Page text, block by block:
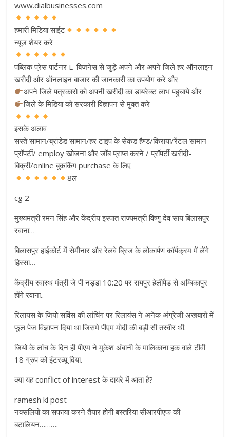
www.dialbusinesses.com
हमारी मिडिया साईट
न्यूज शेयर करे
पब्लिक प्रेस पार्टनर E-बिजनेस से जुड़े अपने और अपने जिले हर ऑनलाइन
खरीदी और ऑनलाइन बाजार की जानकारी का उपयोग करे और
अपने जिले पत्रकारो को अपनी खरीदी का डायरेक्ट लाभ पहुचाये और
जिले के मिडिया को सरकारी विज्ञापन से मुक्त करे
इसके अलाव
सस्ते सामान/ब्रांडेड सामान/हर टाइप के सेकंड हैण्ड/किराया/रेंटल सामान
प्रॉपर्टी/ employ खोजना और जॉब प्राप्त करने / प्रॉपर्टी खरीदी-
बिक्री/online बुककिंग purchase के लिए
8ल
cg 2
मुख्यमंत्री रमन सिंह और केंद्रीय इस्पात राज्यमंत्री विष्णु देव साय बिलासपुर
रवाना…
बिलासपुर हाईकोर्ट में सेमीनार और रेलवे ब्रिज के लोकार्पण कॉर्यक्रम में लेंगे
हिस्सा…
केंद्रीय स्वास्थ मंत्री जे पी नड्डा 10:20 पर रायपुर हेलीपैड से अम्बिकापुर
होंगे रवाना..
रिलायंस के जियो सर्विस की लांचिंग पर रिलायंस ने अनेक अंग्रेजी अखबारों में
फूल पेज विज्ञापन दिया था जिसमे पीएम मोदी की बड़ी सी तस्वीर थी.
जियो के लांच के दिन ही पीएम ने मुकेश अंबानी के मालिकाना हक वाले टीवी
18 ग्रुप को इंटरव्यू दिया.
क्या यह conflict of interest के दायरे में आता है?
ramesh ki post
नक्सलियो का सफाया करने तैयार होगी बस्तरिया सीआरपीएफ की
बटालियन……….